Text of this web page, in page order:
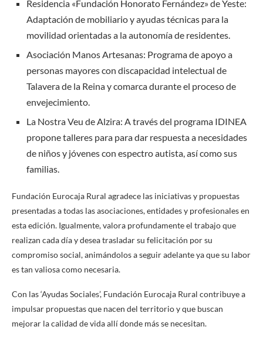
Residencia «Fundación Honorato Fernández» de Yeste:
Adaptación de mobiliario y ayudas técnicas para la
movilidad orientadas a la autonomía de residentes.
Asociación Manos Artesanas: Programa de apoyo a
personas mayores con discapacidad intelectual de
Talavera de la Reina y comarca durante el proceso de
envejecimiento.
La Nostra Veu de Alzira: A través del programa IDINEA
propone talleres para para dar respuesta a necesidades
de niños y jóvenes con espectro autista, así como sus
familias.
Fundación Eurocaja Rural agradece las iniciativas y propuestas
presentadas a todas las asociaciones, entidades y profesionales en
esta edición. Igualmente, valora profundamente el trabajo que
realizan cada día y desea trasladar su felicitación por su
compromiso social, animándolos a seguir adelante ya que su labor
es tan valiosa como necesaria.
Con las ‘Ayudas Sociales’, Fundación Eurocaja Rural contribuye a
impulsar propuestas que nacen del territorio y que buscan
mejorar la calidad de vida allí donde más se necesitan.